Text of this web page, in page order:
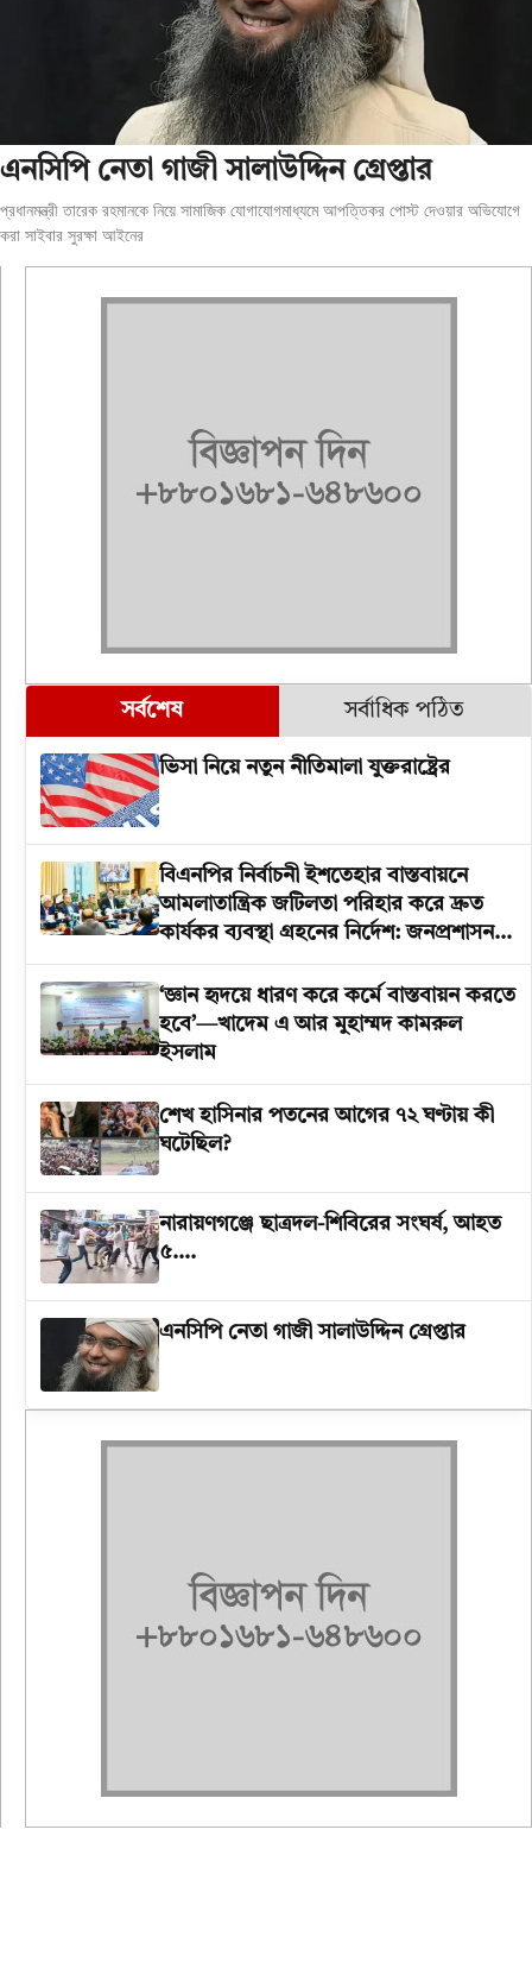
এনসিপি নেতা গাজী সালাউদ্দিন গ্রেপ্তার
প্রধানমন্ত্রী তারেক রহমানকে নিয়ে সামাজিক যোগাযোগমাধ্যমে আপত্তিকর পোস্ট দেওয়ার অভিযোগে
করা সাইবার সুরক্ষা আইনের
সর্বশেষ সর্বাধিক পঠিত
ভিসা নিয়ে নতুন নীতিমালা যুক্তরাষ্ট্রের
বিএনপির নির্বাচনী ইশতেহার বাস্তবায়নে
আমলাতান্ত্রিক জটিলতা পরিহার করে দ্রুত
কার্যকর ব্যবস্থা গ্রহনের নির্দেশ: জনপ্রশাসন
উপদেষ্টা
‘জ্ঞান হৃদয়ে ধারণ করে কর্মে বাস্তবায়ন করতে
হবে’—খাদেম এ আর মুহাম্মদ কামরুল
ইসলাম
শেখ হাসিনার পতনের আগের ৭২ ঘণ্টায় কী
ঘটেছিল?
‎নারায়ণগঞ্জে ছাত্রদল-শিবিরের সংঘর্ষ, আহত
৫….
এনসিপি নেতা গাজী সালাউদ্দিন গ্রেপ্তার